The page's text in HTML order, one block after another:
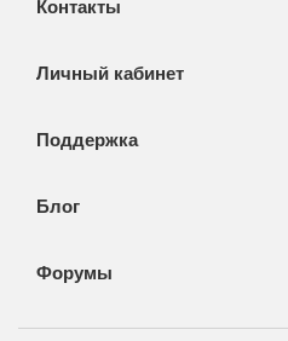
Контакты
Личный кабинет
Поддержка
Блог
Форумы